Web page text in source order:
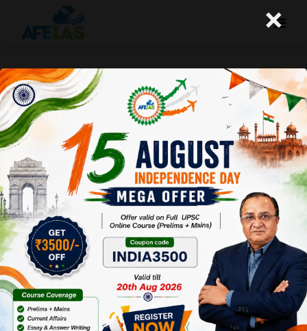
कुरुक्षेत्र : ग्रामीण भारत का कौशल एवं
उद्यमशीलता विकास (07-09-2019)
Afeias 07 Sep 2019
To Download Click Here.
×